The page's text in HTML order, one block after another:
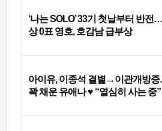
‘나는 SOLO’ 33기 첫날부터 반전
상 0표 영호, 호감남 급부상
아이유, 이종석 결별→이관개방
꽉 채운 유애나 ♥ “열심히 사는 중”